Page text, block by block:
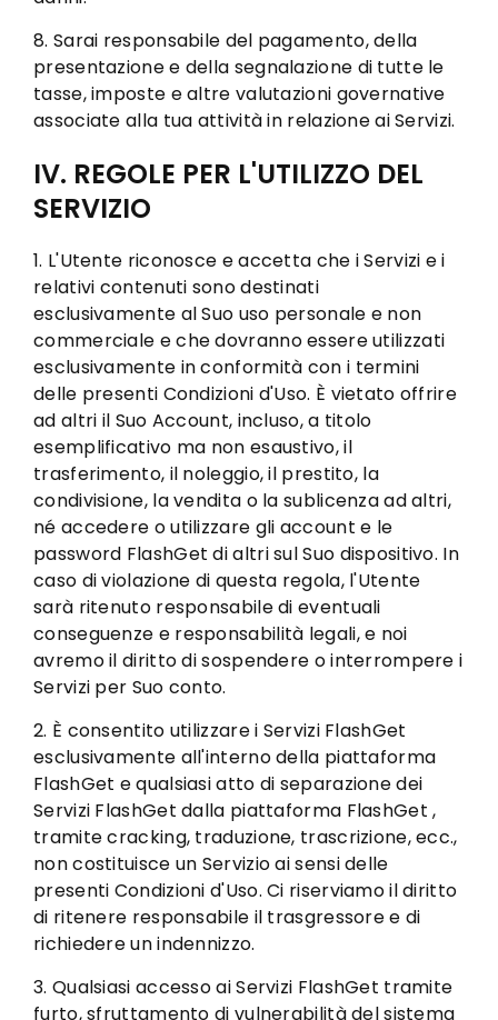
8. Sarai responsabile del pagamento, della
presentazione e della segnalazione di tutte le
tasse, imposte e altre valutazioni governative
associate alla tua attività in relazione ai Servizi.
IV. REGOLE PER L'UTILIZZO DEL
SERVIZIO
1. L'Utente riconosce e accetta che i Servizi e i
relativi contenuti sono destinati
esclusivamente al Suo uso personale e non
commerciale e che dovranno essere utilizzati
esclusivamente in conformità con i termini
delle presenti Condizioni d'Uso. È vietato offrire
ad altri il Suo Account, incluso, a titolo
esemplificativo ma non esaustivo, il
trasferimento, il noleggio, il prestito, la
condivisione, la vendita o la sublicenza ad altri,
né accedere o utilizzare gli account e le
password FlashGet di altri sul Suo dispositivo. In
caso di violazione di questa regola, l'Utente
sarà ritenuto responsabile di eventuali
conseguenze e responsabilità legali, e noi
avremo il diritto di sospendere o interrompere i
Servizi per Suo conto.
2. È consentito utilizzare i Servizi FlashGet
esclusivamente all'interno della piattaforma
FlashGet e qualsiasi atto di separazione dei
Servizi FlashGet dalla piattaforma FlashGet ,
tramite cracking, traduzione, trascrizione, ecc.,
non costituisce un Servizio ai sensi delle
presenti Condizioni d'Uso. Ci riserviamo il diritto
di ritenere responsabile il trasgressore e di
richiedere un indennizzo.
3. Qualsiasi accesso ai Servizi FlashGet tramite
furto, sfruttamento di vulnerabilità del sistema